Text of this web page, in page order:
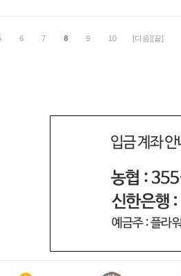
6 7 8 9 10 [다음][끝]